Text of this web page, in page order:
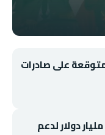
على صادرات
جيه بي مورجان تضخ 750 مليار دولار لدعم